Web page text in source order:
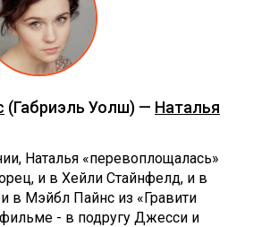
(Габриэль Уолш) — Наталья
Наталья «перевоплощалась»
и в Хейли Стайнфелд, и в
в Мэйбл Пайнс из «Гравити
- в подругу Джесси и